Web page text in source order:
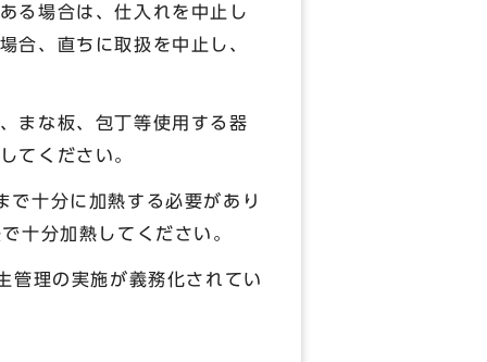
る場合は、仕入れを中止し
合、直ちに取扱を中止し、
まな板、包丁等使用する器
てください。
十分に加熱する必要があり
十分加熱してください。
理の実施が義務化されてい